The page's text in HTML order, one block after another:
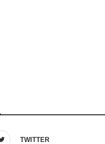
TWITTER